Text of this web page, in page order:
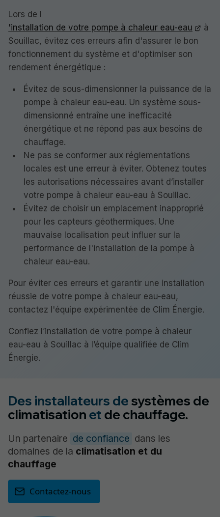
Lors de l
'installation de votre pompe à chaleur eau-eau
à
Souillac, évitez ces erreurs afin d'assurer le bon
fonctionnement du système et d'optimiser son
rendement énergétique :
Évitez de sous-dimensionner la puissance de la
pompe à chaleur eau-eau. Un système sous-
dimensionné entraîne une inefficacité
énergétique et ne répond pas aux besoins de
chauffage.
Ne pas se conformer aux réglementations
locales est une erreur à éviter. Obtenez toutes
les autorisations nécessaires avant d’installer
votre pompe à chaleur eau-eau à Souillac.
Évitez de choisir un emplacement inapproprié
pour les capteurs géothermiques. Une
mauvaise localisation peut influer sur la
performance de l'installation de la pompe à
chaleur eau-eau.
Pour éviter ces erreurs et garantir une installation
réussie de votre pompe à chaleur eau-eau,
contactez l'équipe expérimentée de Clim Énergie.
Confiez l’installation de votre pompe à chaleur
eau-eau à Souillac à l’équipe qualifiée de Clim
Énergie.
Des installateurs desystèmes de
climatisation et de chauffage.
Un partenaire de confiance dans les
domaines de la climatisation et du
chauffage
Contactez-nous